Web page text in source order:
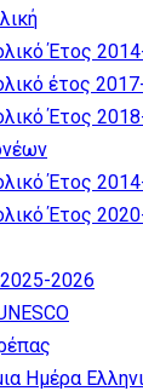
Έτος
έτος
Έτος
Έτος
Έτος
2026
Ημέρα